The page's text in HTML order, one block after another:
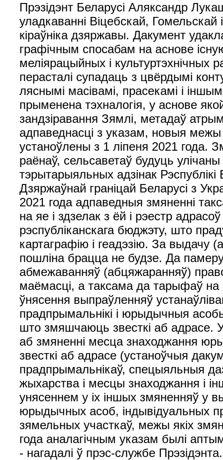
Прэзідэнт Беларусі Аляксандр
уладкаванні Віцебскай,
кіраўніка дзяржавы. Дакумент
графічным спосабам на аснове
меліярацыйных і культуртэхнічных
перасталі супадаць з цвёрдымі
ляснымі масівамі, прасекамі і
прыменена тэхналогія, у аснове
зандзіравання Зямлі, метадаў
адпаведнасці з указам, новыя межы
устаноўлены з 1 ліпеня 2021 года.
раёнаў, сельсаветаў будуць
тэрытарыяльных адзінак
Дзяржаўнай граніцай Беларусі з
2021 года адпаведныя змяненні
на яе і здзелак з ёй і рэестр
рэспубліканскага бюджэту, што
картаграфію і геадэзію. За выдачу
пошліна брацца не будзе. Да
абмежаванняў (абцяжаранняў)
маёмасці, а таксама да тарыфаў на
ўнясення выпраўленняў
прадпрымальнікі і юрыдычныя
што змяшчаюць звесткі аб адрасе.
аб змяненні месца знаходжання
звесткі аб адрасе (устаноўчыя
прадпрымальнікаў, спецыяльныя
жыхарства і месцы знаходжання і
унясеннем у іх іншых змяненняў у
юрыдычных асоб, індывідуальных
зямельных участкаў, межы якіх
года аналагічным указам былі
- нагадалі ў прэс-службе